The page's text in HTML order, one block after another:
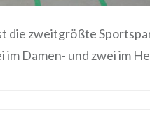
die zweitgrößte
im Damen- und zwei im